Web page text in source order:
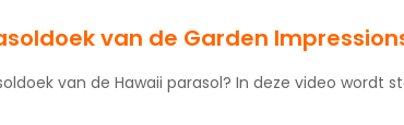
van de Garden
van de Hawaii parasol? In deze video